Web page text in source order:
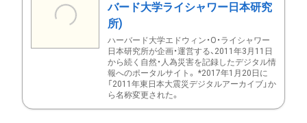
バード大学ライシャワー日本研究
所)
ハーバード大学エドウィン・O・ライシャワー
日本研究所が企画・運営する、2011年3月11日
から続く自然・人為災害を記録したデジタル情
報へのポータルサイト。 *2017年1月20日に
「2011年東日本大震災デジタルアーカイブ」か
ら名称変更された。